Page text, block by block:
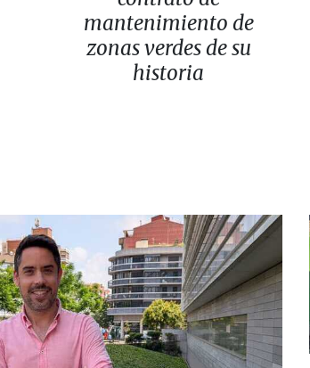
mantenimiento de
zonas verdes de su
historia